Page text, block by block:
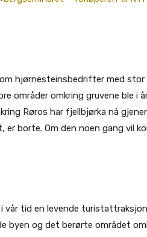
hjørnesteinsbedrifter med
områder omkring gruvene ble i
Røros har fjellbjørka nå
borte. Om den noen gang vil
vår tid en levende
byen og det berørte området